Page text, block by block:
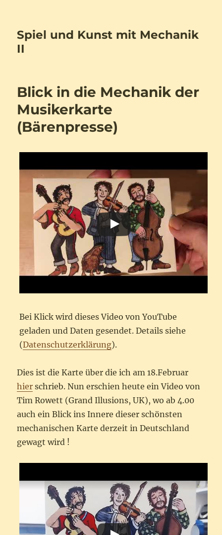
Spiel und Kunst mit Mechanik
II
Blick in die Mechanik der
Musikerkarte
(Bärenpresse)
Bei Klick wird dieses Video von YouTube
geladen und Daten gesendet. Details siehe
(Datenschutzerklärung).
Dies ist die Karte über die ich am 18.Februar
hier schrieb. Nun erschien heute ein Video von
Tim Rowett (Grand Illusions, UK), wo ab 4.00
auch ein Blick ins Innere dieser schönsten
mechanischen Karte derzeit in Deutschland
gewagt wird !